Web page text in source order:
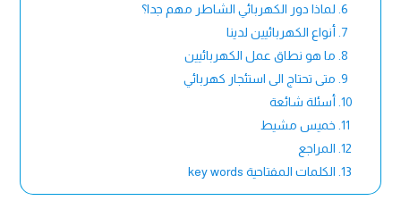
لماذا دور الكهربائي الشاطر مهم جدا؟
أنواع الكهربائيين لدينا
ما هو نطاق عمل الكهربائيين
متى تحتاج الى استئجار كهربائي
أسئلة شائعة
خميس مشيط
المراجع
الكلمات المفتاحية key words